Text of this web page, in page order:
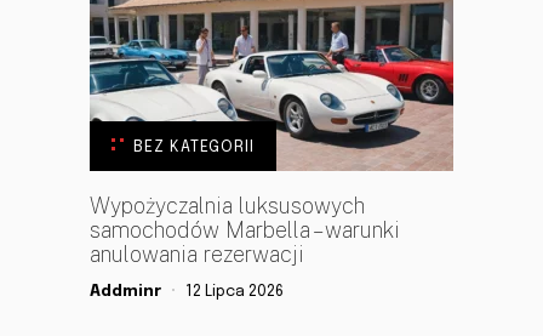
BEZ KATEGORII
Wypożyczalnia luksusowych
samochodów Marbella – warunki
anulowania rezerwacji
Addminr 12 Lipca 2026